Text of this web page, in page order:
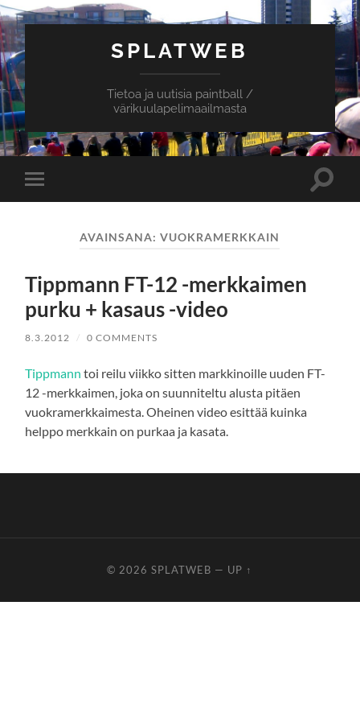
SPLATWEB
Tietoa ja uutisia paintball /
värikuulapelimaailmasta
Toggle
mobile
Toggle
AVAINSANA:VUOKRAMERKKAIN
Tippmann FT-12 -merkkaimen
purku + kasaus -video
8.3.2012 / 0 COMMENTS
Tippmann toi reilu viikko sitten markkinoille uuden FT-
12 -merkkaimen, joka on suunniteltu alusta pitäen
vuokramerkkaimesta. Oheinen video esittää kuinka
helppo merkkain on purkaa ja kasata.
© 2026SPLATWEB — UP ↑